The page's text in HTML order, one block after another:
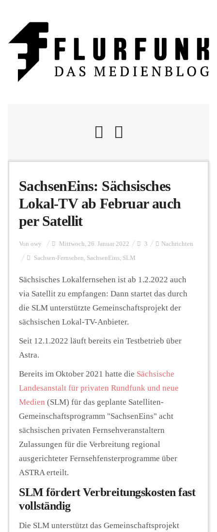
Nachrichten
Flurschelte
Personalien
Hintergrund
FUNKTURM-Beiträge
Seminare
Unterstützen
SachsenEins: Sächsisches
Lokal-TV ab Februar auch
per Satellit
Von owy Mittwoch, 26. Januar 2022 3 Nachrichten
Sachsen-Fernsehen, SachsenEins, SLM
Sächsisches Lokalfernsehen ist ab 1.2.2022 auch
via Satellit zu empfangen: Dann startet das durch
die SLM unterstützte Gemeinschaftsprojekt der
sächsischen Lokal-TV-Anbieter.
Seit 12.1.2022 läuft bereits ein Testbetrieb über
Astra.
Bereits im Oktober 2021 hatte die Sächsische
Landesanstalt für privaten Rundfunk und neue
Medien (SLM) für das geplante Satelliten-
Gemeinschaftsprogramm "SachsenEins" acht
sächsischen privaten Fernsehveranstaltern
Zulassungen für die Verbreitung regional
ausgerichteter Fernsehfensterprogramme über
ASTRA erteilt.
SLM fördert Verbreitungskosten fast
vollständig
Die SLM unterstützt das Gemeinschaftsprojekt